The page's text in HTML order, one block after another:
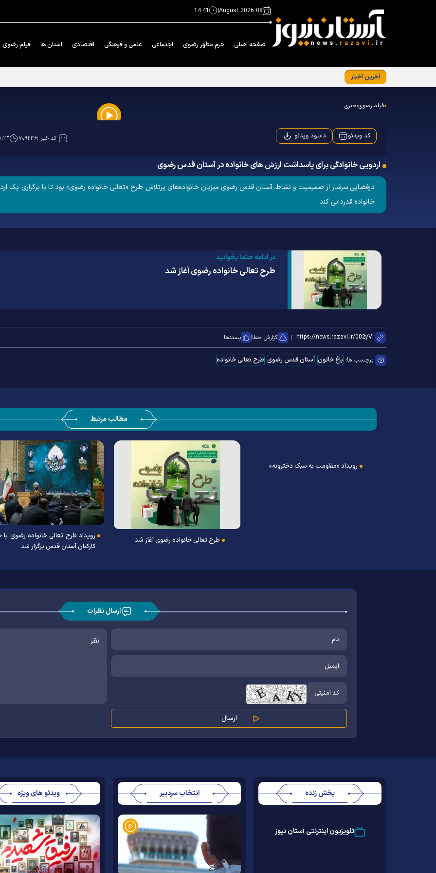
08 August 2026
|
14:41
صفحه اصلی حرم مطهر رضوی اجتماعی علمی و فرهنگی اقتصادی استان ها فیلم رضوی
آخرین اخبار
فیلم رضوی خبری
کد ویدئو دانلود ویدئو کد خبر :۷۰۹۲۳۶
اردویی خانوادگی برای پاسداشت ارزش های خانواده در آستان قدس رضوی
درفضایی سرشار از صمیمیت و نشاط، آستان قدس رضوی میزبان خانواده‌های پرتلاش طرح «تعالی خانواده رضوی» بود تا با برگزاری یک
خانواده قدردانی کند.
در ادامه حتما بخوانید
طرح تعالی خانواده رضوی آغاز شد
گزارش خطا پسندها:
برچسب ها: باغ خاتون آستان قدس رضوی طرح تعالی خانواده
مطالب مرتبط
رویداد «مقاومت به سبک دخترونه»
طرح تعالی خانواده رضوی آغاز شد
‌رویداد طرح تعالی خانواده رضوی
کارکنان آستان قدس برگزار شد
ارسال نظرات
پخش زنده
تلویزیون اینترنتی آستان نیوز
انتخاب سردبیر ویدئو های ویژه